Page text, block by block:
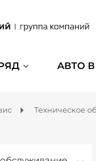
АВТО
Техническое